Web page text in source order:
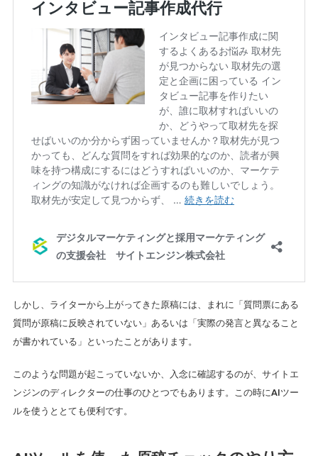
しかし、ライターから上がってきた原稿には、まれに「質問票にある
質問が原稿に反映されていない」あるいは「実際の発言と異なること
が書かれている」といったことがあります。
このような問題が起こっていないか、入念に確認するのが、サイトエ
ンジンのディレクターの仕事のひとつでもあります。この時にAIツー
ルを使うととても便利です。